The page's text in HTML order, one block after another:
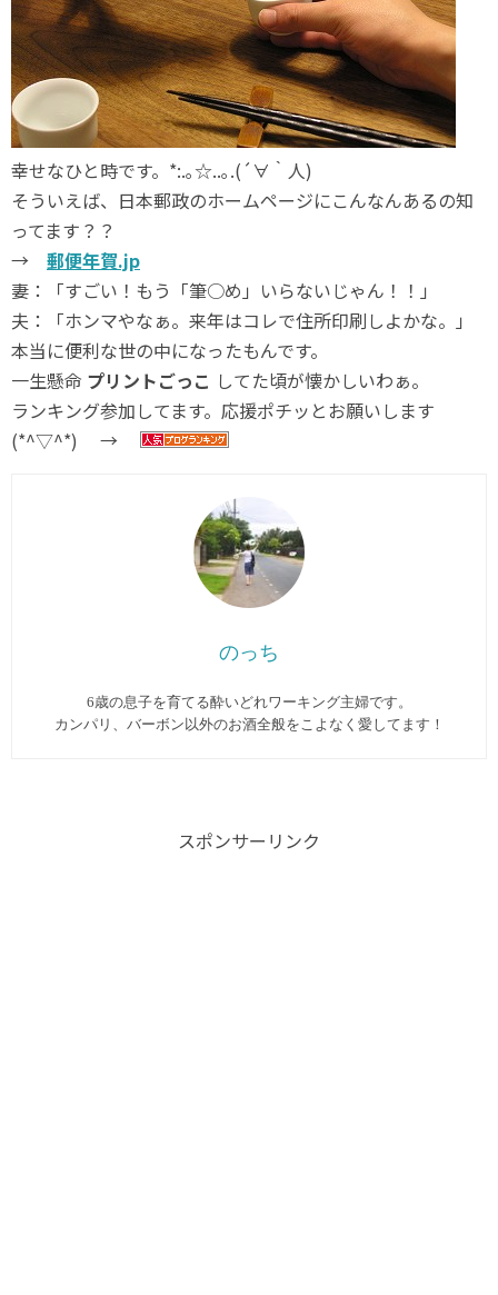
幸せなひと時です。*:.｡☆..｡.(´∀｀人)
そういえば、日本郵政のホームページにこんなんあるの知
ってます？？
→ 郵便年賀.jp
妻：「すごい！もう「筆○め」いらないじゃん！！」
夫：「ホンマやなぁ。来年はコレで住所印刷しよかな。」
本当に便利な世の中になったもんです。
一生懸命 プリントごっこ してた頃が懐かしいわぁ。
ランキング参加してます。応援ポチッとお願いします
(*^▽^*) →
のっち
6歳の息子を育てる酔いどれワーキング主婦です。
カンパリ、バーボン以外のお酒全般をこよなく愛してます︎！
スポンサーリンク